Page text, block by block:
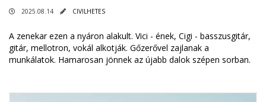
2025.08.14 CIVILHETES
A zenekar ezen a nyáron alakult. Vici - ének, Cigi - basszusgitár,
gitár, mellotron, vokál alkotják. Gőzerővel zajlanak a
munkálatok. Hamarosan jönnek az újabb dalok szépen sorban.